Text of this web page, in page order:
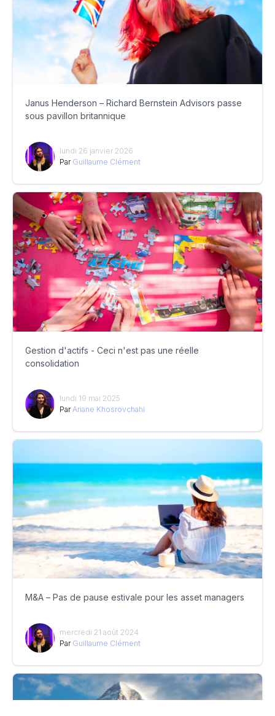
Janus Henderson – Richard Bernstein Advisors passe
sous pavillon britannique
lundi 26 janvier 2026
Par Guillaume Clément
Gestion d'actifs - Ceci n'est pas une réelle
consolidation
lundi 19 mai 2025
Par Ariane Khosrovchahi
M&A – Pas de pause estivale pour les asset managers
mercredi 21 août 2024
Par Guillaume Clément